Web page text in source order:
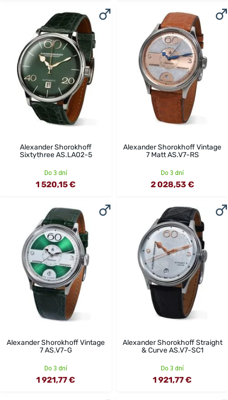
Alexander Shorokhoff
Sixtythree AS.LA02-5
Do 3 dní
1 520,15 €
Alexander Shorokhoff Vintage
7 Matt AS.V7-RS
Do 3 dní
2 028,53 €
Alexander Shorokhoff Vintage
7 AS.V7-G
Do 3 dní
1 921,77 €
Alexander Shorokhoff Straight
& Curve AS.V7-SC1
Do 3 dní
1 921,77 €